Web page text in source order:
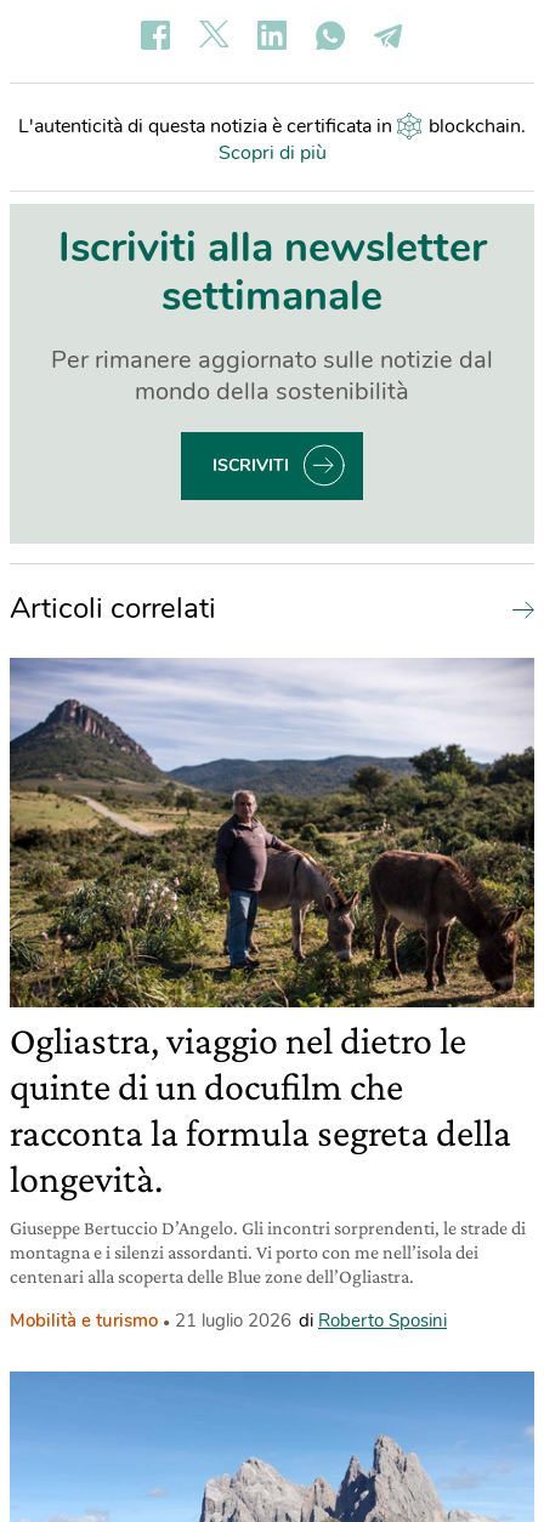
L'autenticità di questa notizia è certificata in blockchain.
Scopri di più
Iscriviti alla newsletter
settimanale
Per rimanere aggiornato sulle notizie dal
mondo della sostenibilità
ISCRIVITI
Articoli correlati
Ogliastra, viaggio nel dietro le
quinte di un docufilm che
racconta la formula segreta della
longevità.
Giuseppe Bertuccio D’Angelo. Gli incontri sorprendenti, le strade di
montagna e i silenzi assordanti. Vi porto con me nell’isola dei
centenari alla scoperta delle Blue zone dell’Ogliastra.
Mobilità e turismo 21 luglio 2026 di Roberto Sposini